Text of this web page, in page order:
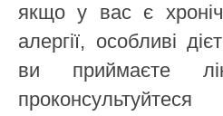
якщо у вас є
алергії, особливі
ви приймаєте